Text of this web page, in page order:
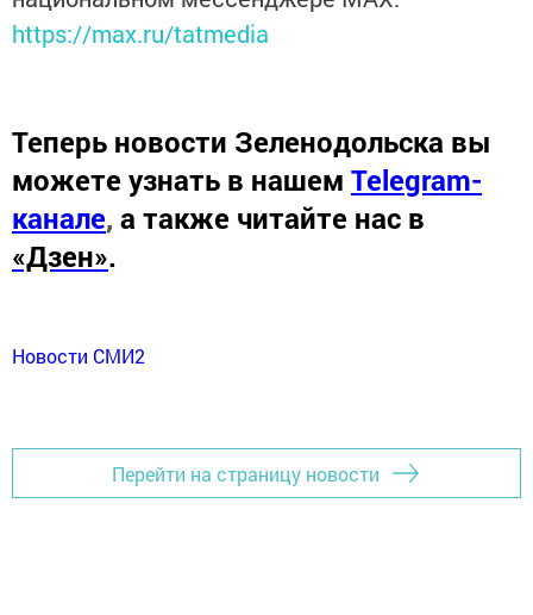
https://max.ru/tatmedia
Теперь новости Зеленодольска вы
можете узнать в нашем Telegram-
канале, а также читайте нас в
«Дзен».
Новости СМИ2
Перейти на страницу новости